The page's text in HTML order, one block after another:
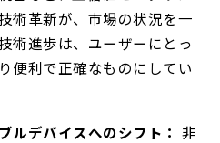
術革新が、市場の状況を一
術進歩は、ユーザーにとっ
便利で正確なものにしてい
ルデバイスへのシフト：非